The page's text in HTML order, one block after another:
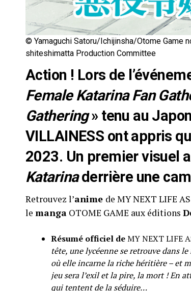
© Yamaguchi Satoru/Ichijinsha/Otome Game
shiteshimatta Production Committee
Action ! Lors de
Female Katarina Fan
Gathering» tenu au
VILLAINESS ont appris
2023. Un premier visuel
Katarinaderrière une
Retrouvez l’anime de MY NEXT LIFE
le manga OTOME GAME aux éditions
Résumé officiel deMY NEXT LIFE
tête, une lycéenne se retrouve dans
où elle incarne la riche héritière – et
jeu sera l’exil et la pire, la mort ! En
qui tentent de la séduire…